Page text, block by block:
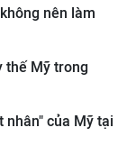
nên làm
thế Mỹ trong
nhân" của Mỹ tại